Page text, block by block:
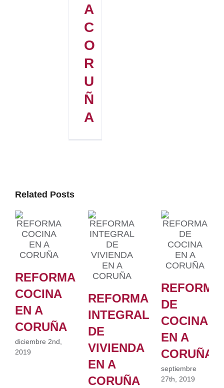
A
C
O
R
U
Ñ
A
Related Posts
REFORMA
COCINA
EN A
CORUÑA
diciembre 2nd,
2019
REFORMA
INTEGRAL
DE
VIVIENDA
EN A
CORUÑA
REFORMA
DE
COCINA
EN A
CORUÑA
septiembre
27th, 2019